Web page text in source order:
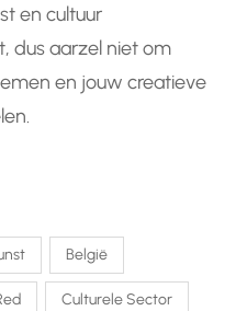
en cultuur
dus aarzel niet om
en jouw creatieve
België
Culturele Sector